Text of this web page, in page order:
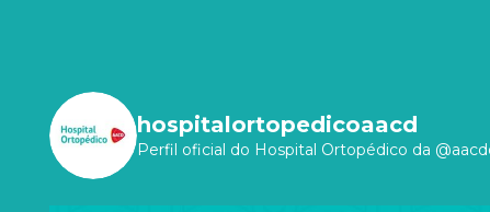
hospitalortopedicoaacd
Perfil oficial do Hospital Ortopédico da